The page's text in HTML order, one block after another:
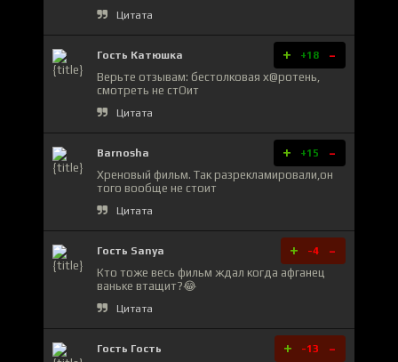
Цитата
Гость Катюшка + +18 -
Верьте отзывам: бестолковая х@ротень,
смотреть не стОит
Цитата
Barnosha + +15 -
Хреновый фильм. Так разрекламировали,он
того вообще не стоит
Цитата
Гость Sanya + -4 -
Кто тоже весь фильм ждал когда афганец
ваньке втащит?😂
Цитата
Гость Гость + -13 -